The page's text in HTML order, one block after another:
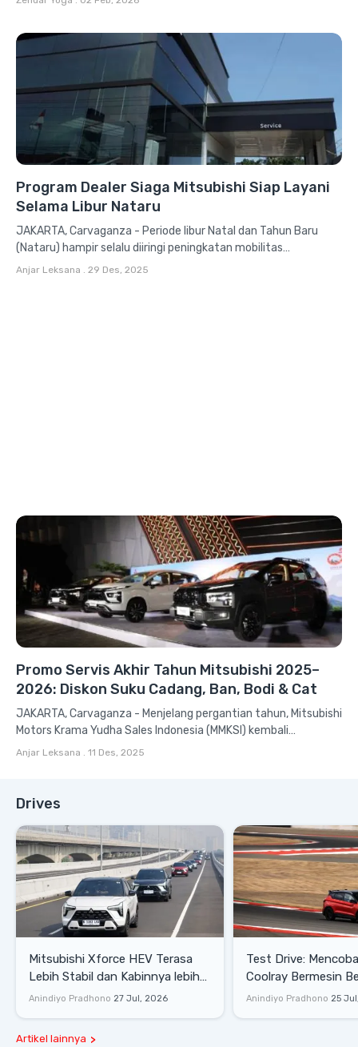
Program Dealer Siaga Mitsubishi Siap Layani
Selama Libur Nataru
JAKARTA, Carvaganza - Periode libur Natal dan Tahun Baru
(Nataru) hampir selalu diiringi peningkatan mobilitas
masyarakat di berbagai daerah. Aktivitas...
Anjar Leksana . 29 Des, 2025
Promo Servis Akhir Tahun Mitsubishi 2025–
2026: Diskon Suku Cadang, Ban, Bodi & Cat
JAKARTA, Carvaganza - Menjelang pergantian tahun, Mitsubishi
Motors Krama Yudha Sales Indonesia (MMKSI) kembali
menghadirkan program perawatan kendaraan dengan
Anjar Leksana . 11 Des, 2025
Drives
Mitsubishi Xforce HEV Terasa
Lebih Stabil dan Kabinnya lebih
Senyap
Anindiyo Pradhono 27 Jul, 2026
Test Drive: Mencoba Geely
Coolray Bermesin
di Sirkuit Mandalika
Anindiyo Pradhono 25
Artikel lainnya